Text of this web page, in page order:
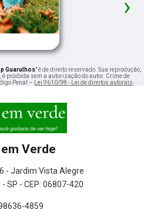
›
Guarulhos" é de direito reservado. Sua reprodução,
proibida sem a autorização do autor. Crime de
Penal – Lei 9610/98 - Lei de direitos autorais.
Verde
- Jardim Vista Alegre
SP - CEP: 06807-420
4859